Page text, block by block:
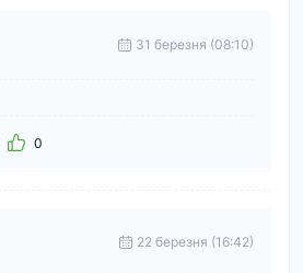
31 березня (08:10)
0
22 березня (16:42)